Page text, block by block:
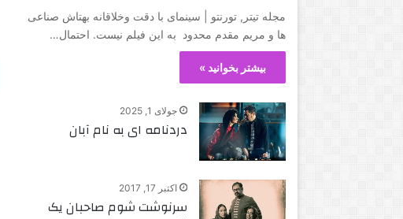
مجله تیتر, تورنتو | سینمای با دقت وخلاقانه بهتاش صناعی
ها و مریم مقدم محدود به این فیلم نیست. احتمال…
بیشتر بخوانید »
جولای 1, 2025
دردنامه ای به نام آبان
اکتبر 17, 2017
سرنوشت شوم صاحبان یک